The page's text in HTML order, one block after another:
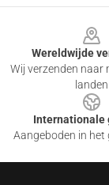
Wereldwijde
Wij verzenden naar
landen
Internationale
Aangeboden in het